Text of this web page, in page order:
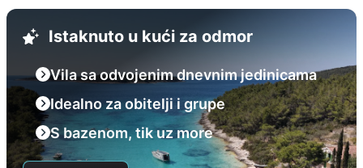
Istaknuto u kući za odmor
Vila sa odvojenim dnevnim jedinicama
Idealno za obitelji i grupe
S bazenom, tik uz more